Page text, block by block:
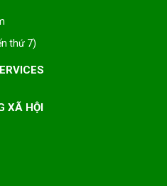
thứ 7)
XÃ HỘI